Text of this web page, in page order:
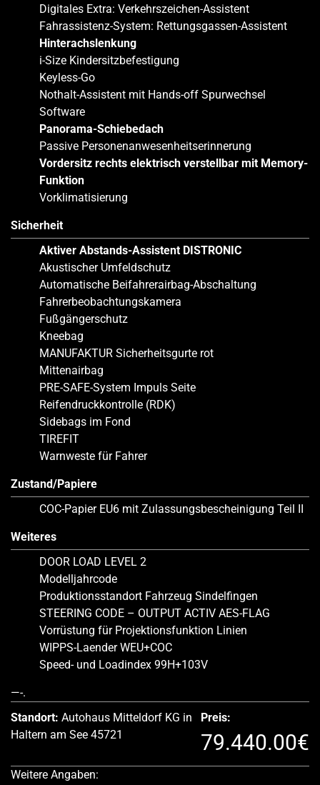
Digitales Extra: Verkehrszeichen-Assistent
Fahrassistenz-System: Rettungsgassen-Assistent
Hinterachslenkung
i-Size Kindersitzbefestigung
Keyless-Go
Nothalt-Assistent mit Hands-off Spurwechsel
Software
Panorama-Schiebedach
Passive Personenanwesenheitserinnerung
Vordersitz rechts elektrisch verstellbar mit Memory-
Funktion
Vorklimatisierung
Sicherheit
Aktiver Abstands-Assistent DISTRONIC
Akustischer Umfeldschutz
Automatische Beifahrerairbag-Abschaltung
Fahrerbeobachtungskamera
Fußgängerschutz
Kneebag
MANUFAKTUR Sicherheitsgurte rot
Mittenairbag
PRE-SAFE-System Impuls Seite
Reifendruckkontrolle (RDK)
Sidebags im Fond
TIREFIT
Warnweste für Fahrer
Zustand/Papiere
COC-Papier EU6 mit Zulassungsbescheinigung Teil II
Weiteres
DOOR LOAD LEVEL 2
Modelljahrcode
Produktionsstandort Fahrzeug Sindelfingen
STEERING CODE – OUTPUT ACTIV AES-FLAG
Vorrüstung für Projektionsfunktion Linien
WIPPS-Laender WEU+COC
Speed- und Loadindex 99H+103V
—-.
Standort: Autohaus Mitteldorf KG in
Haltern am See 45721
Preis:
79.440.00€
Weitere Angaben: